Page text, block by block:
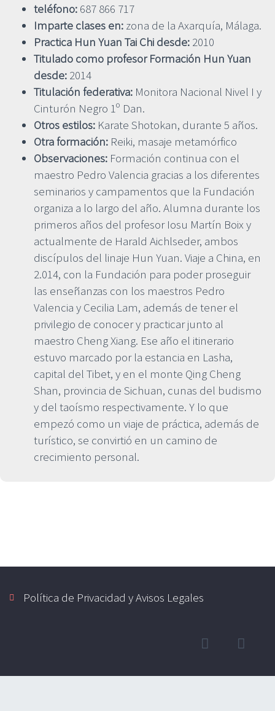
teléfono: 687 866 717
Imparte clases en: zona de la Axarquía, Málaga.
Practica Hun Yuan Tai Chi desde: 2010
Titulado como profesor Formación Hun Yuan
desde: 2014
Titulación federativa: Monitora Nacional Nivel I y
Cinturón Negro 1º Dan.
Otros estilos: Karate Shotokan, durante 5 años.
Otra formación: Reiki, masaje metamórfico
Observaciones: Formación continua con el
maestro Pedro Valencia gracias a los diferentes
seminarios y campamentos que la Fundación
organiza a lo largo del año. Alumna durante los
primeros años del profesor Iosu Martín Boix y
actualmente de Harald Aichlseder, ambos
discípulos del linaje Hun Yuan. Viaje a China, en
2.014, con la Fundación para poder proseguir
las enseñanzas con los maestros Pedro
Valencia y Cecilia Lam, además de tener el
privilegio de conocer y practicar junto al
maestro Cheng Xiang. Ese año el itinerario
estuvo marcado por la estancia en Lasha,
capital del Tibet, y en el monte Qing Cheng
Shan, provincia de Sichuan, cunas del budismo
y del taoísmo respectivamente. Y lo que
empezó como un viaje de práctica, además de
turístico, se convirtió en un camino de
crecimiento personal.
Política de Privacidad y Avisos Legales